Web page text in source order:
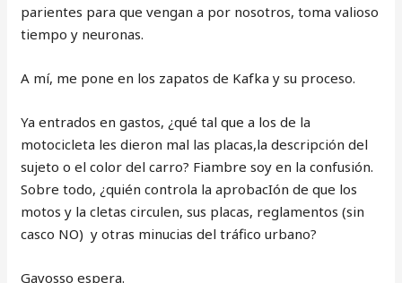
parientes para que vengan a por nosotros, toma valioso
tiempo y neuronas.
A mí, me pone en los zapatos de Kafka y su proceso.
Ya entrados en gastos, ¿qué tal que a los de la
motocicleta les dieron mal las placas,la descripción del
sujeto o el color del carro? Fiambre soy en la confusión.
Sobre todo, ¿quién controla la aprobacIón de que los
motos y la cletas circulen, sus placas, reglamentos (sin
casco NO) y otras minucias del tráfico urbano?
Gayosso espera.